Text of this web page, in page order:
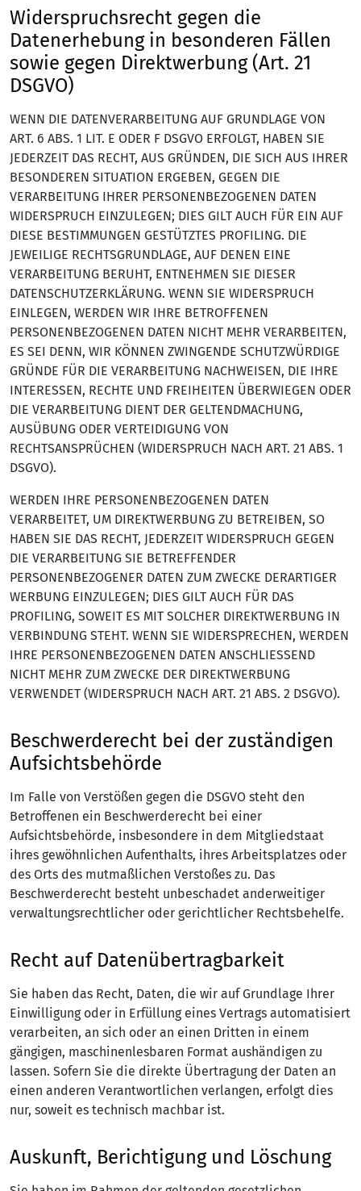
Widerspruchsrecht gegen die
Datenerhebung in besonderen Fällen
sowie gegen Direktwerbung (Art. 21
DSGVO)
WENN DIE DATENVERARBEITUNG AUF GRUNDLAGE VON
ART. 6 ABS. 1 LIT. E ODER F DSGVO ERFOLGT, HABEN SIE
JEDERZEIT DAS RECHT, AUS GRÜNDEN, DIE SICH AUS IHRER
BESONDEREN SITUATION ERGEBEN, GEGEN DIE
VERARBEITUNG IHRER PERSONENBEZOGENEN DATEN
WIDERSPRUCH EINZULEGEN; DIES GILT AUCH FÜR EIN AUF
DIESE BESTIMMUNGEN GESTÜTZTES PROFILING. DIE
JEWEILIGE RECHTSGRUNDLAGE, AUF DENEN EINE
VERARBEITUNG BERUHT, ENTNEHMEN SIE DIESER
DATENSCHUTZERKLÄRUNG. WENN SIE WIDERSPRUCH
EINLEGEN, WERDEN WIR IHRE BETROFFENEN
PERSONENBEZOGENEN DATEN NICHT MEHR VERARBEITEN,
ES SEI DENN, WIR KÖNNEN ZWINGENDE SCHUTZWÜRDIGE
GRÜNDE FÜR DIE VERARBEITUNG NACHWEISEN, DIE IHRE
INTERESSEN, RECHTE UND FREIHEITEN ÜBERWIEGEN ODER
DIE VERARBEITUNG DIENT DER GELTENDMACHUNG,
AUSÜBUNG ODER VERTEIDIGUNG VON
RECHTSANSPRÜCHEN (WIDERSPRUCH NACH ART. 21 ABS. 1
DSGVO).
WERDEN IHRE PERSONENBEZOGENEN DATEN
VERARBEITET, UM DIREKTWERBUNG ZU BETREIBEN, SO
HABEN SIE DAS RECHT, JEDERZEIT WIDERSPRUCH GEGEN
DIE VERARBEITUNG SIE BETREFFENDER
PERSONENBEZOGENER DATEN ZUM ZWECKE DERARTIGER
WERBUNG EINZULEGEN; DIES GILT AUCH FÜR DAS
PROFILING, SOWEIT ES MIT SOLCHER DIREKTWERBUNG IN
VERBINDUNG STEHT. WENN SIE WIDERSPRECHEN, WERDEN
IHRE PERSONENBEZOGENEN DATEN ANSCHLIESSEND
NICHT MEHR ZUM ZWECKE DER DIREKTWERBUNG
VERWENDET (WIDERSPRUCH NACH ART. 21 ABS. 2 DSGVO).
Beschwerde­recht bei der zuständigen
Aufsichts­behörde
Im Falle von Verstößen gegen die DSGVO steht den
Betroffenen ein Beschwerderecht bei einer
Aufsichtsbehörde, insbesondere in dem Mitgliedstaat
ihres gewöhnlichen Aufenthalts, ihres Arbeitsplatzes oder
des Orts des mutmaßlichen Verstoßes zu. Das
Beschwerderecht besteht unbeschadet anderweitiger
verwaltungsrechtlicher oder gerichtlicher Rechtsbehelfe.
Recht auf Daten­übertrag­barkeit
Sie haben das Recht, Daten, die wir auf Grundlage Ihrer
Einwilligung oder in Erfüllung eines Vertrags automatisiert
verarbeiten, an sich oder an einen Dritten in einem
gängigen, maschinenlesbaren Format aushändigen zu
lassen. Sofern Sie die direkte Übertragung der Daten an
einen anderen Verantwortlichen verlangen, erfolgt dies
nur, soweit es technisch machbar ist.
Auskunft, Berichtigung und Löschung